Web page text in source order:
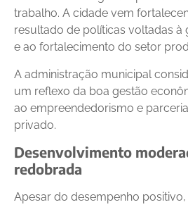
trabalho. A cidade vem
resultado de políticas voltadas à
e ao fortalecimento do setor
A administração municipal
um reflexo da boa gestão
ao empreendedorismo e
privado.
Desenvolvimento
redobrada
Apesar do desempenho